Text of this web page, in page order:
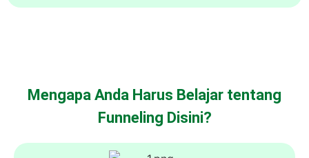
Mengapa Anda Harus Belajar tentang
Funneling Disini?